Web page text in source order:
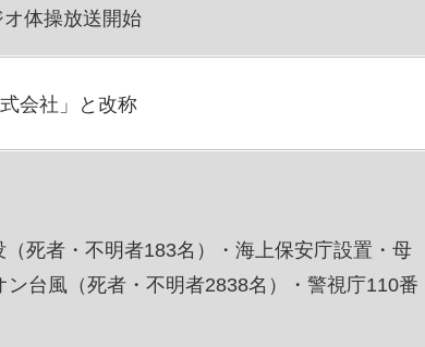
体操放送開始
会社」と改称
死者・不明者183名）・海上保安庁設置・母
台風（死者・不明者2838名）・警視庁110番